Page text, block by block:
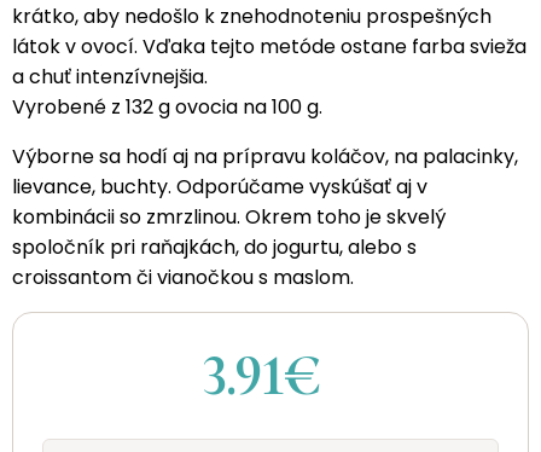
krátko, aby nedošlo k znehodnoteniu prospešných
látok v ovocí. Vďaka tejto metóde ostane farba svieža
a chuť intenzívnejšia.
Vyrobené z 132 g ovocia na 100 g.
Výborne sa hodí aj na prípravu koláčov, na palacinky,
lievance, buchty. Odporúčame vyskúšať aj v
kombinácii so zmrzlinou. Okrem toho je skvelý
spoločník pri raňajkách, do jogurtu, alebo s
croissantom či vianočkou s maslom.
3.91€